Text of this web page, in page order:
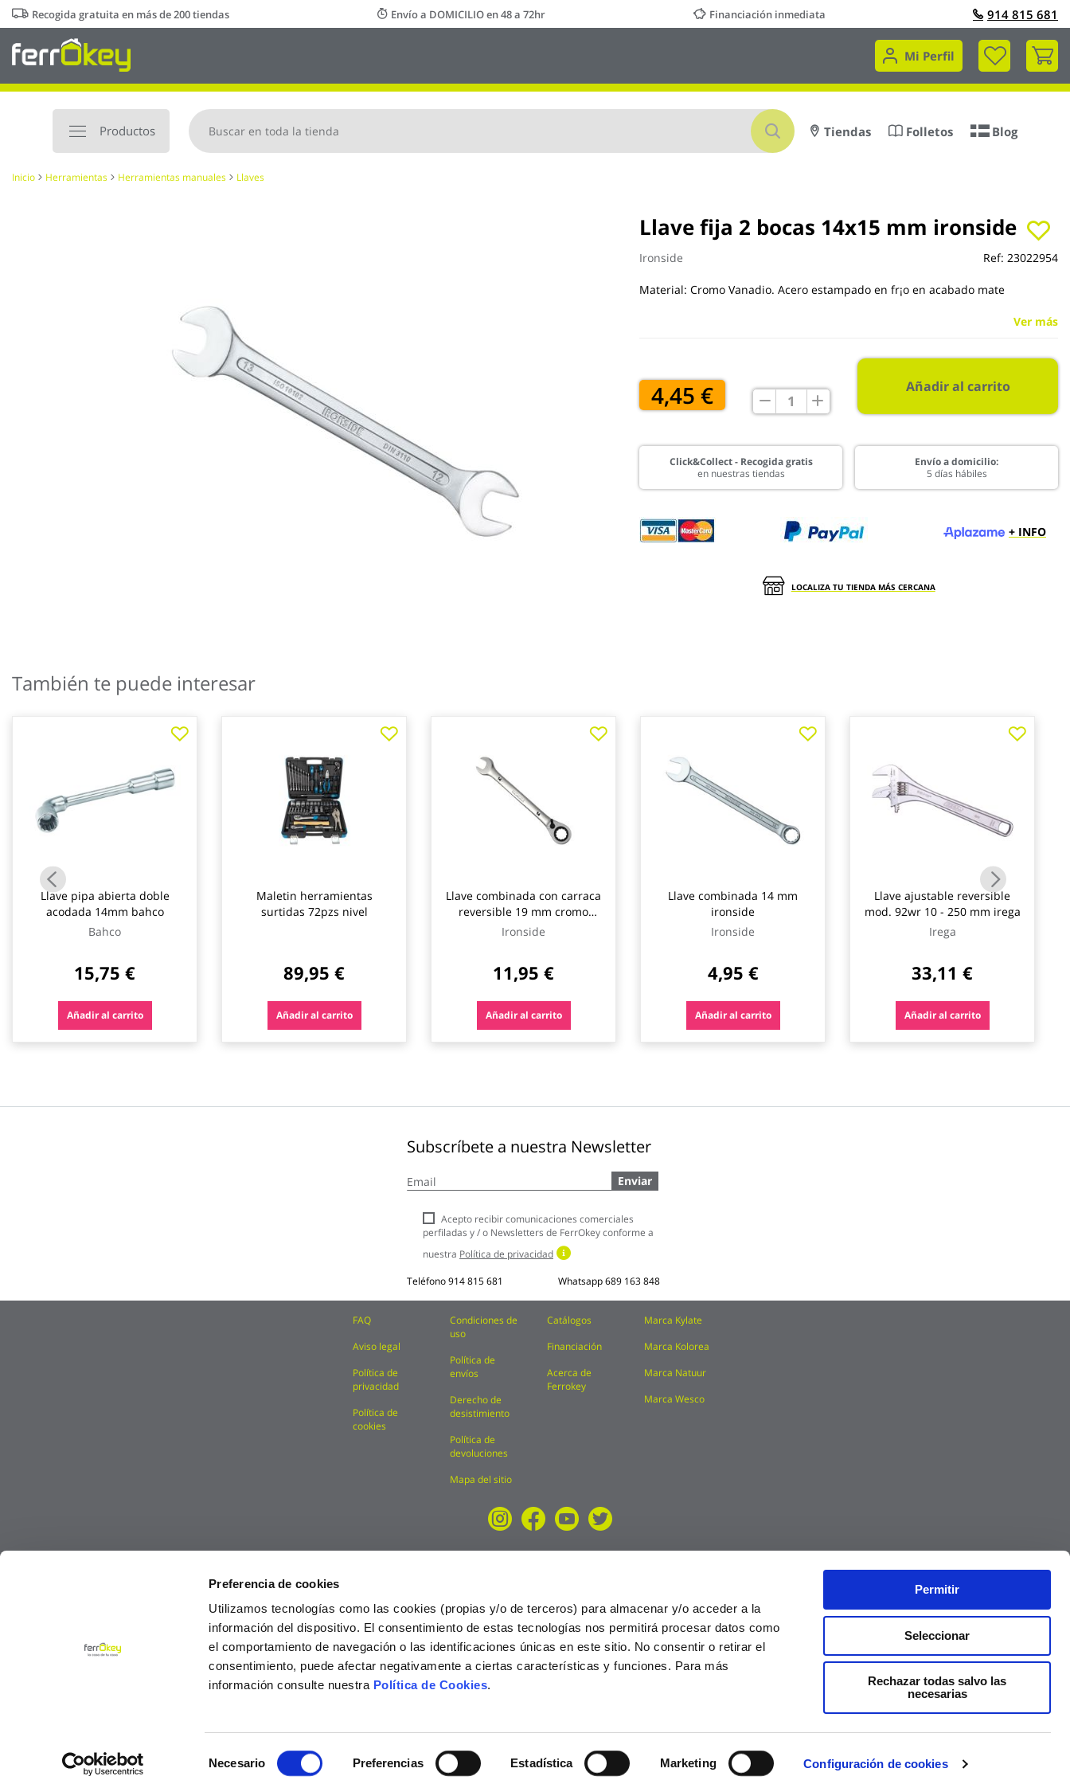
Preferencia de cookies
Utilizamos tecnologías como las cookies (propias y/o de terceros) para almacenar y/o acceder a la
información del dispositivo. El consentimiento de estas tecnologías nos permitirá procesar datos como
el comportamiento de navegación o las identificaciones únicas en este sitio. No consentir o retirar el
consentimiento, puede afectar negativamente a ciertas características y funciones. Para más
información consulte nuestra Política de Cookies.
Necesario Preferencias Estadística Marketing Configuración de cookies
Permitir
Seleccionar
Rechazar todas salvo las
necesarias
Ir
al
contenido
Recogida gratuita en más de 200 tiendas Envío a DOMICILIO en 48 a 72hr Financiación inmediata 914 815 681
Mi Perfil
Mi
Productos
Buscar
Tiendas Folletos Blog
Inicio Herramientas Herramientas manuales Llaves
Llave fija 2 bocas 14x15 mm ironside
Ironside Ref: 23022954
Material: Cromo Vanadio. Acero estampado en fr¡o en acabado mate
Ver más
4,45 € Añadir al carrito
Click&Collect - Recogida gratis
en nuestras tiendas
Envío a domicilio:
5 días hábiles
+ INFO
LOCALIZA TU TIENDA MÁS CERCANA
comienzo
de
También te puede interesar
Llave pipa abierta doble
acodada 14mm bahco
Bahco
15,75 €
Añadir al carrito
Maletin herramientas
surtidas 72pzs nivel
89,95 €
Añadir al carrito
Llave combinada con carraca
reversible 19 mm cromo
vanadio ironside
Ironside
11,95 €
Añadir al carrito
Llave combinada 14 mm
ironside
Ironside
4,95 €
Añadir al carrito
Llave ajustable reversible
mod. 92wr 10 - 250 mm irega
Irega
33,11 €
Añadir al carrito
Subscríbete a nuestra Newsletter
a
boletín
noticias:
Enviar
Acepto recibir comunicaciones comerciales
perfiladas y / o Newsletters de FerrOkey conforme a
nuestra Política de privacidad
Teléfono914 815 681 Whatsapp689 163 848
FAQ
Aviso legal
Política de
privacidad
Política de
cookies
Condiciones de
uso
Política de
envíos
Derecho de
desistimiento
Política de
devoluciones
Mapa del sitio
Catálogos
Financiación
Acerca de
Ferrokey
Marca Kylate
Marca Kolorea
Marca Natuur
Marca Wesco
© Ferrokey todos los derechos reservados 2025 Precios válidos solo en la web, no en tienda